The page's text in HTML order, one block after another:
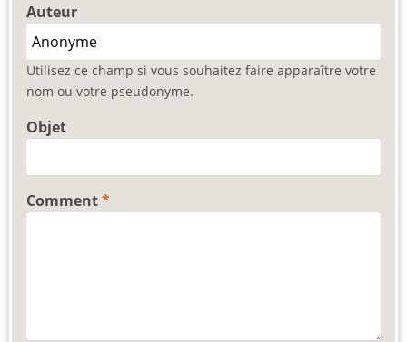
Auteur
Utilisez ce champ si vous souhaitez faire apparaître votre
nom ou votre pseudonyme.
Objet
Comment